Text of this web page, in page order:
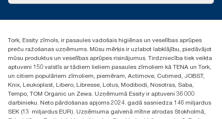
+371 29141799
Atrast izplatītāju
Ulbrokas street 19A
Riga, Latvija
LV-1028
Tork, Essity zīmols, ir pasaules vadošais higiēnas un veselības aprūpes
preču ražošanas uzņēmums. Mūsu mērķis ir uzlabot labklājību, piedāvājot
mūsu produktus un veselības aprūpes risinājumus. Tirdzniecība tiek veikta
aptuveni 150 valstīs ar tādiem lieliem pasaules zīmoliem kā TENA un Tork,
un citiem populāriem zīmoliem, piemēram, Actimove, Cutimed, JOBST,
Knix, Leukoplast, Libero, Libresse, Lotus, Modibodi, Nosotras, Saba,
Tempo, TOM Organic un Zewa. Uzņēmumā Essity ir aptuveni 36 000
darbinieku. Neto pārdošanas apjoms 2024. gadā sasniedza 146 miljardus
SEK (13 miljardus EUR). Uzņēmuma galvenā mītne atrodas Stokholmā,